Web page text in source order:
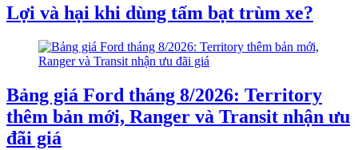
Lợi và hại khi dùng tấm bạt trùm xe?
Bảng giá Ford tháng 8/2026: Territory
thêm bản mới, Ranger và Transit nhận ưu
đãi giá